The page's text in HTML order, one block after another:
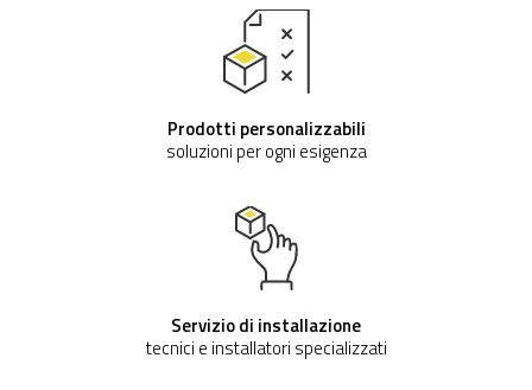
Prodotti personalizzabili
soluzioni per ogni esigenza
Servizio di installazione
tecnici e installatori specializzati